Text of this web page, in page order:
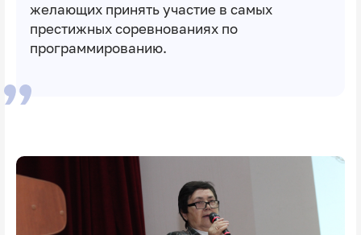
желающих принять участие в самых
престижных соревнованиях по
программированию.